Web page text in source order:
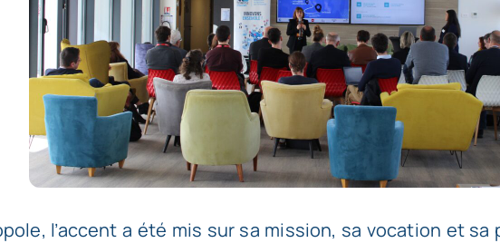
l’accent a été mis sur sa mission, sa vocation et